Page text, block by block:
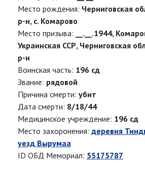
Место рождения: Черниговская
р-н, с. Комарово
Место призыва:
__.__.1944,
Украинская ССР, Черниговская
р-н
Воинская часть: 196 сд
Звание: рядовой
Причина смерти: убит
Дата смерти: 8/18/44
Медицинское учреждение: 196 сд
Место захоронения: деревня
уезд Вырумаа
ID ОБД Мемориал: 55175787